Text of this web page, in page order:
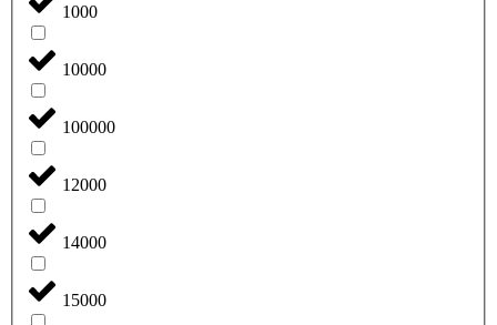
1000
10000
100000
12000
14000
15000